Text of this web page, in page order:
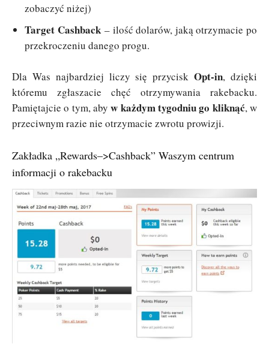
zobaczyć niżej)
Target Cashback– ilość dolarów, jaką otrzymacie po
przekroczeniu danego progu.
Dla Was najbardziej liczy się przyciskOpt-in, dzięki
któremu zgłaszacie chęć otrzymywania rakebacku.
Pamiętajcie o tym, abyw każdym tygodniu go kliknąć, w
przeciwnym razie nie otrzymacie zwrotu prowizji.
Zakładka „Rewards–>Cashback” Waszym centrum
informacji o rakebacku